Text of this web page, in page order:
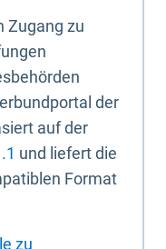
Zugang zu
der
auf der
und liefert die
Format
zu